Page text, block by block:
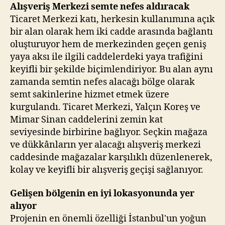
Alışveriş Merkezi semte nefes aldıracak
Ticaret Merkezi katı, herkesin kullanımına açık
bir alan olarak hem iki cadde arasında bağlantı
oluşturuyor hem de merkezinden geçen geniş
yaya aksı ile ilgili caddelerdeki yaya trafiğini
keyifli bir şekilde biçimlendiriyor. Bu alan aynı
zamanda semtin nefes alacağı bölge olarak
semt sakinlerine hizmet etmek üzere
kurgulandı. Ticaret Merkezi, Yalçın Koreş ve
Mimar Sinan caddelerini zemin kat
seviyesinde birbirine bağlıyor. Seçkin mağaza
ve dükkânların yer alacağı alışveriş merkezi
caddesinde mağazalar karşılıklı düzenlenerek,
kolay ve keyifli bir alışveriş geçişi sağlanıyor.
Gelişen bölgenin en iyi lokasyonunda yer
alıyor
Projenin en önemli özelliği İstanbul'un yoğun